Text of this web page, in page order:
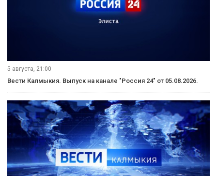
5 августа, 21:00
Вести Калмыкия. Выпуск на канале "Россия 24" от 05.08.2026.